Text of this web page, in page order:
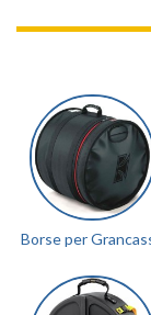
Borse per